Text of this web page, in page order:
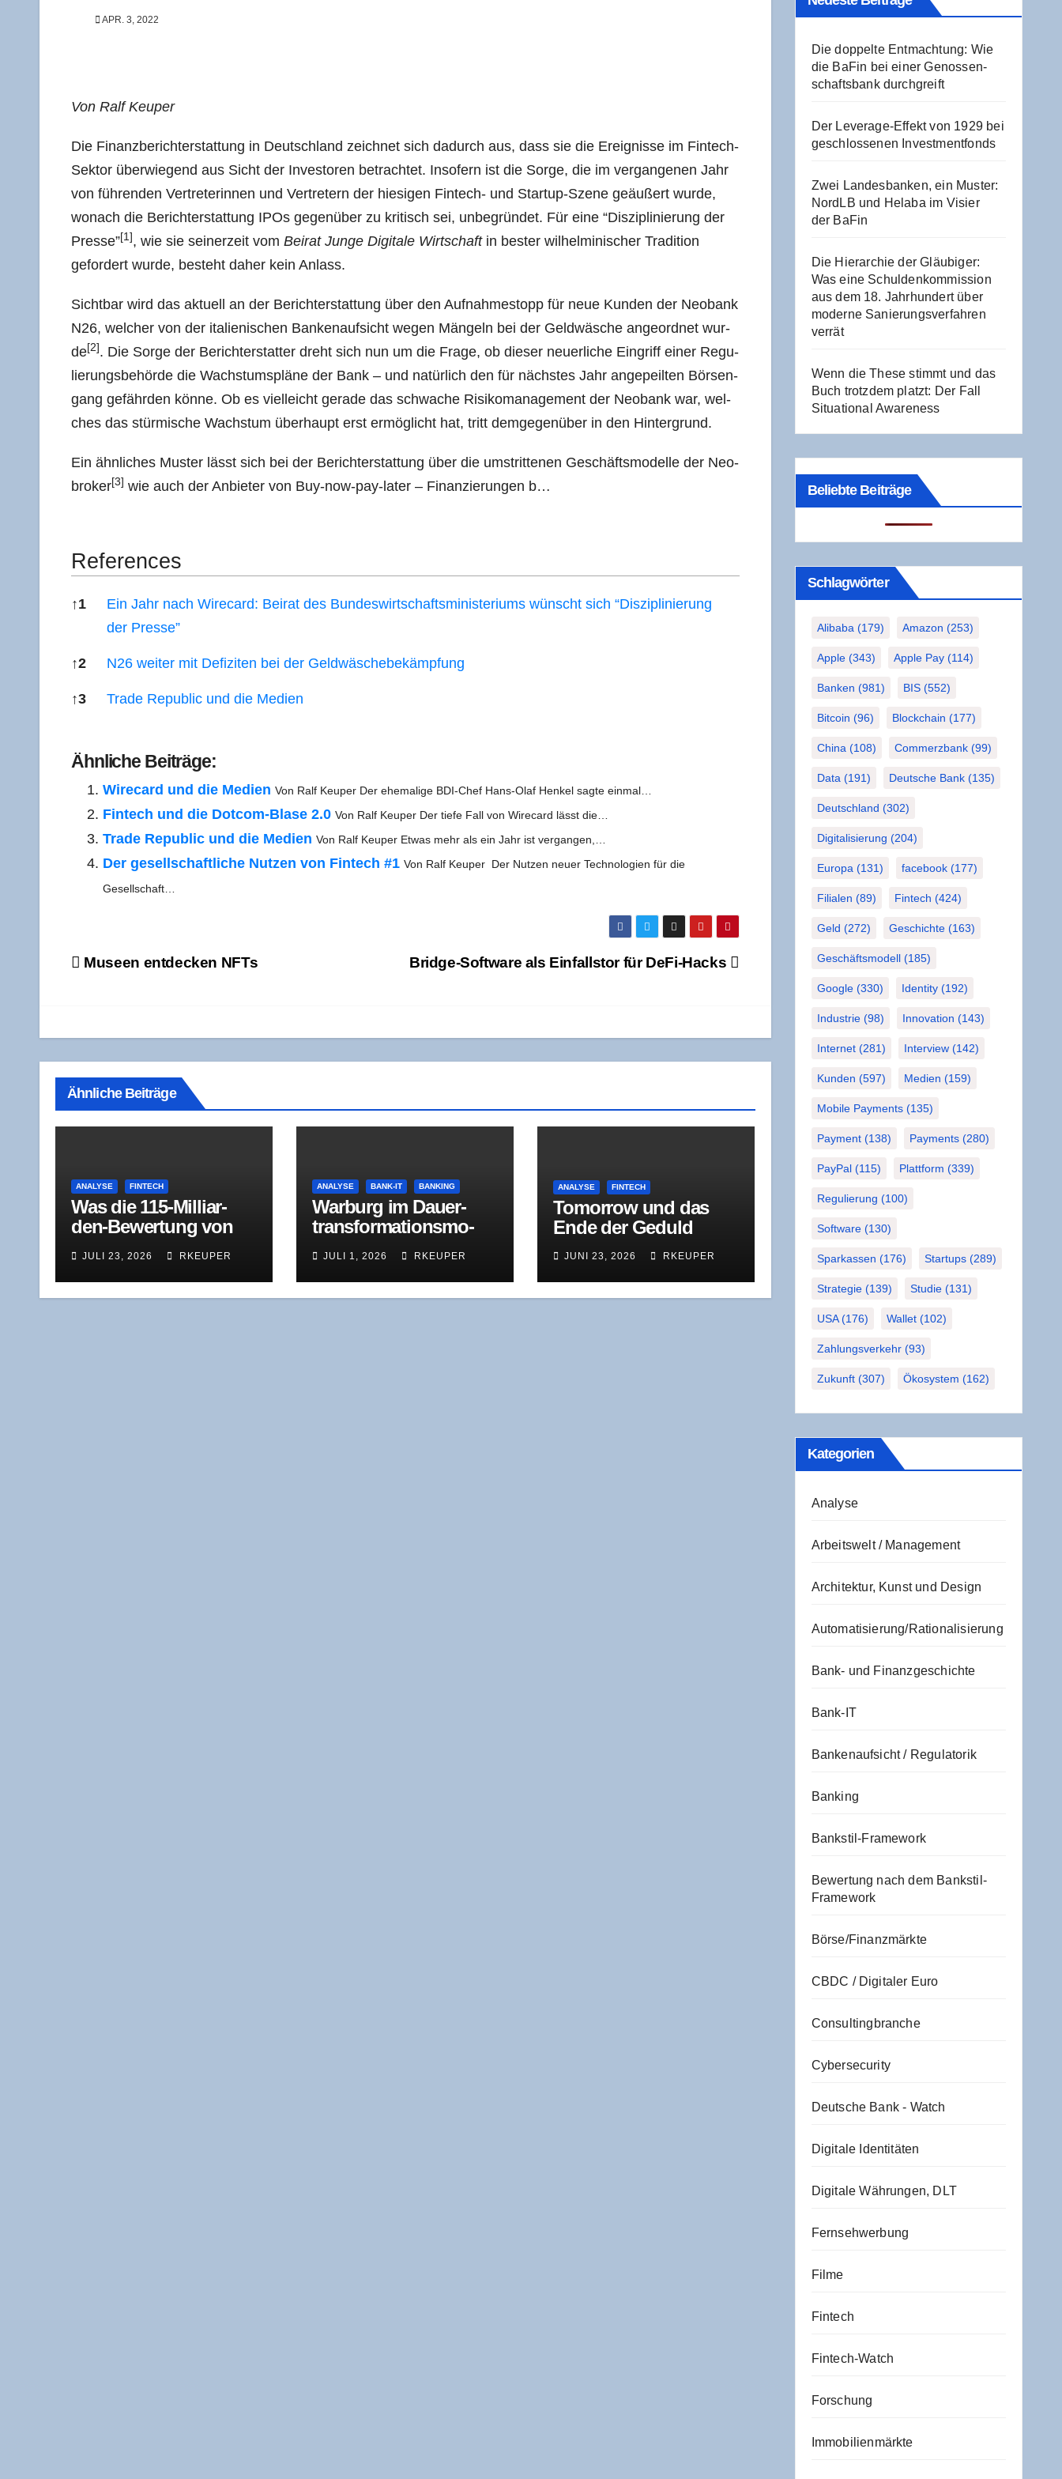
APR. 3, 2022
Von Ralf Keuper
Die Finanz­be­richt­erstat­tung in Deutsch­land zeich­net sich dadurch aus, dass sie die Ereig­nis­se im Fin­tech-
Sek­tor über­wie­gend aus Sicht der Inves­to­ren betrach­tet. Inso­fern ist die Sor­ge, die im ver­gan­ge­nen Jahr
von füh­ren­den Ver­tre­te­rin­nen und Ver­tre­tern der hie­si­gen Fin­tech- und Start­up-Sze­ne geäu­ßert wur­de,
wonach die Bericht­erstat­tung IPOs gegen­über zu kri­tisch sei, unbe­grün­det. Für eine “Dis­zi­pli­nie­rung der
Pres­se”[1] , wie sie sei­ner­zeit vom Bei­rat Jun­ge Digi­ta­le Wirt­schaftin bes­ter wil­hel­mi­ni­scher Tra­di­ti­on
gefor­dert wur­de, besteht daher kein Anlass.
Sicht­bar wird das aktu­ell an der Bericht­erstat­tung über den Auf­nah­me­stopp für neue Kun­den der Neo­bank
N26, wel­cher von der ita­lie­ni­schen Ban­ken­auf­sicht wegen Män­geln bei der Geld­wä­sche ange­ord­net wur­
de[2] . Die Sor­ge der Bericht­erstat­ter dreht sich nun um die Fra­ge, ob die­ser neu­er­li­che Ein­griff einer Regu­
lie­rungs­be­hör­de die Wachs­tums­plä­ne der Bank – und natür­lich den für nächs­tes Jahr ange­peil­ten Bör­sen­
gang gefähr­den kön­ne. Ob es viel­leicht gera­de das schwa­che Risi­ko­ma­nage­ment der Neo­bank war, wel­
ches das stür­mi­sche Wachs­tum über­haupt erst ermög­licht hat, tritt dem­ge­gen­über in den Hintergrund.
Ein ähn­li­ches Mus­ter lässt sich bei der Bericht­erstat­tung über die umstrit­te­nen Geschäfts­mo­del­le der Neo­
bro­ker[3] wie auch der Anbie­ter von Buy-now-pay-later – Finan­zie­run­gen b…
Refe­ren­ces
↑1
Ein Jahr nach Wire­card: Bei­rat des Bun­des­wirt­schafts­mi­nis­te­ri­ums wünscht sich “Dis­zi­pli­nie­rung
der Presse”
↑2 N26 wei­ter mit Defi­zi­ten bei der Geldwäschebekämpfung
↑3 Trade Repu­blic und die Medien
Ähn­li­che Beiträge:
Wire­card und die Medi­en Von Ralf Keu­per Der ehe­ma­li­ge BDI-Chef Hans-Olaf Hen­kel sag­te einmal…
Fin­tech und die Dot­­com-Bla­­se 2.0 Von Ralf Keu­per Der tie­fe Fall von Wire­card lässt die…
Trade Repu­blic und die Medi­en Von Ralf Keu­per Etwas mehr als ein Jahr ist vergangen,…
Der gesell­schaft­li­che Nut­zen von Fin­tech #1 Von Ralf Keu­per Der Nut­zen neu­er Tech­no­lo­gien für die
Gesellschaft…
Beitragsnavigation Bridge-Soft­ware als Ein­falls­tor für DeFi-Hacks
Muse­en ent­de­cken NFTs
Ähnliche Beiträge
ANALYSE FINTECH
Was die 115-Mil­li­ar­
den-Bewer­tung von
JULI 23, 2026 RKEUPER
ANALYSE BANK-IT BANKING
War­burg im Dau­er­
trans­for­ma­ti­ons­mo­
ver­lust 2025 wirk­
lich zeigt
JULI 1, 2026 RKEUPER
ANALYSE FINTECH
Tomor­row und das
Ende der Geduld
JUNI 23, 2026 RKEUPER
Die dop­pel­te Ent­mach­tung: Wie
die BaFin bei einer Genos­sen­
schafts­bank durchgreift
Der Levera­ge-Effekt von 1929 bei
geschlos­se­nen Investmentfonds
Zwei Lan­des­ban­ken, ein Mus­ter:
NordLB und Hela­ba im Visier
der BaFin
Die Hier­ar­chie der Gläu­bi­ger:
Was eine Schul­den­kom­mis­si­on
aus dem 18. Jahr­hun­dert über
moder­ne Sanie­rungs­ver­fah­ren
verrät
Wenn die The­se stimmt und das
Buch trotz­dem platzt: Der Fall
Situa­tio­nal Awareness
Beliebte Beiträge
Schlag­wör­ter
Alibaba (179) Amazon (253)
Apple(343) Apple Pay(114)
Banken (981) BIS(552)
Bitcoin (96) Blockchain (177)
China (108) Commerzbank(99)
Data (191) Deutsche Bank(135)
Deutschland (302)
Digitalisierung (204)
Europa (131) facebook(177)
Filialen (89) Fintech (424)
Geld (272) Geschichte(163)
Geschäftsmodell(185)
Google(330) Identity(192)
Industrie(98) Innovation (143)
Internet(281) Interview(142)
Kunden (597) Medien (159)
Mobile Payments(135)
Payment(138) Payments(280)
PayPal(115) Plattform (339)
Regulierung (100)
Software(130)
Sparkassen (176) Startups(289)
Strategie(139) Studie(131)
USA(176) Wallet(102)
Zahlungsverkehr(93)
Zukunft(307) Ökosystem (162)
Kate­go­rien
Analyse
Arbeitswelt / Management
Architektur, Kunst und Design
Automatisierung/Rationalisierung
Bank- und Finanzgeschichte
Bank-IT
Bankenaufsicht / Regulatorik
Banking
Bankstil-Framework
Bewertung nach dem Bankstil-
Framework
Börse/Finanzmärkte
CBDC / Digitaler Euro
Consultingbranche
Cybersecurity
Deutsche Bank - Watch
Digitale Identitäten
Digitale Währungen, DLT
Fernsehwerbung
Filme
Fintech
Fintech-Watch
Forschung
Immobilienmärkte